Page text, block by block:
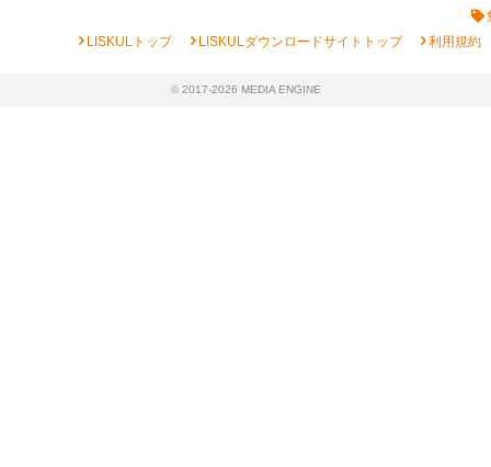
chevron_rightLISKULトップ chevron_rightLISKULダウンロードサイトトップ chevron_right利用規約
© 2017-2026 MEDIA ENGINE